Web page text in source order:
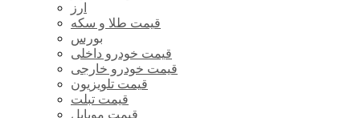
ارز
قیمت طلا و سکه
بورس
قیمت خودرو داخلی
قیمت خودرو خارجی
قیمت تلویزیون
قیمت تبلت
قیمت موبایل